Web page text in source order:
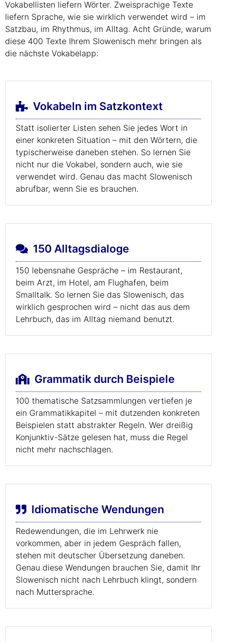
Vokabellisten liefern Wörter. Zweisprachige Texte
liefern Sprache, wie sie wirklich verwendet wird – im
Satzbau, im Rhythmus, im Alltag. Acht Gründe, warum
diese 400 Texte Ihrem Slowenisch mehr bringen als
die nächste Vokabelapp:
Vokabeln im Satzkontext
Statt isolierter Listen sehen Sie jedes Wort in
einer konkreten Situation – mit den Wörtern, die
typischerweise daneben stehen. So lernen Sie
nicht nur die Vokabel, sondern auch, wie sie
verwendet wird. Genau das macht Slowenisch
abrufbar, wenn Sie es brauchen.
150 Alltagsdialoge
150 lebensnahe Gespräche – im Restaurant,
beim Arzt, im Hotel, am Flughafen, beim
Smalltalk. So lernen Sie das Slowenisch, das
wirklich gesprochen wird – nicht das aus dem
Lehrbuch, das im Alltag niemand benutzt.
Grammatik durch Beispiele
100 thematische Satzsammlungen vertiefen je
ein Grammatikkapitel – mit dutzenden konkreten
Beispielen statt abstrakter Regeln. Wer dreißig
Konjunktiv-Sätze gelesen hat, muss die Regel
nicht mehr nachschlagen.
Idiomatische Wendungen
Redewendungen, die im Lehrwerk nie
vorkommen, aber in jedem Gespräch fallen,
stehen mit deutscher Übersetzung daneben.
Genau diese Wendungen brauchen Sie, damit Ihr
Slowenisch nicht nach Lehrbuch klingt, sondern
nach Muttersprache.